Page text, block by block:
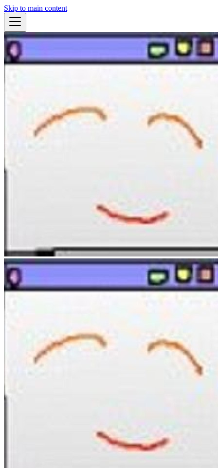
Skip to main content